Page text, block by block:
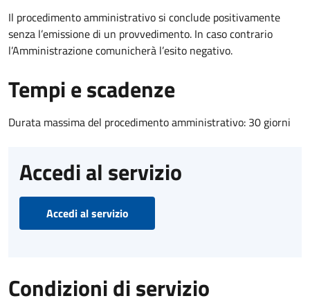
Il procedimento amministrativo si conclude positivamente
senza l’emissione di un provvedimento. In caso contrario
l’Amministrazione comunicherà l’esito negativo.
Tempi e scadenze
Durata massima del procedimento amministrativo: 30 giorni
Accedi al servizio
Accedi al servizio
Condizioni di servizio